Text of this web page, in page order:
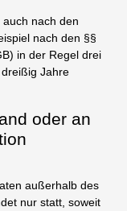
nach den
nach den §§
in der Regel drei
Jahre
oder an
außerhalb des
nur statt, soweit